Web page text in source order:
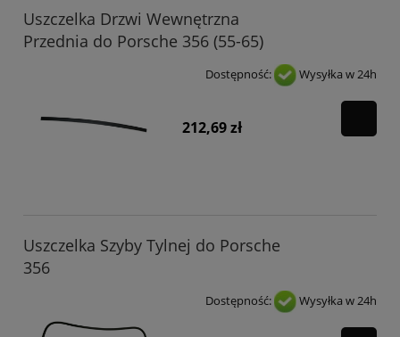
Uszczelka Drzwi Wewnętrzna
Przednia do Porsche 356 (55-65)
Dostępność: Wysyłka w 24h
212,69 zł
Uszczelka Szyby Tylnej do Porsche
356
Dostępność: Wysyłka w 24h